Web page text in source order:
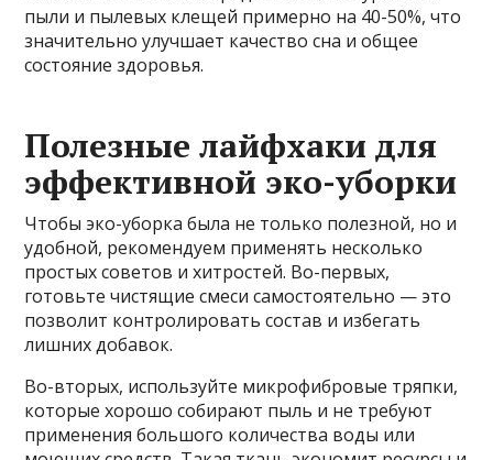
пыли и пылевых клещей примерно на 40-50%, что
значительно улучшает качество сна и общее
состояние здоровья.
Полезные лайфхаки для
эффективной эко-уборки
Чтобы эко-уборка была не только полезной, но и
удобной, рекомендуем применять несколько
простых советов и хитростей. Во-первых,
готовьте чистящие смеси самостоятельно — это
позволит контролировать состав и избегать
лишних добавок.
Во-вторых, используйте микрофибровые тряпки,
которые хорошо собирают пыль и не требуют
применения большого количества воды или